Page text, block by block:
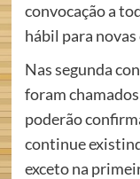
convocação a
hábil para novas
Nas segunda
foram
poderão
continue
exceto na